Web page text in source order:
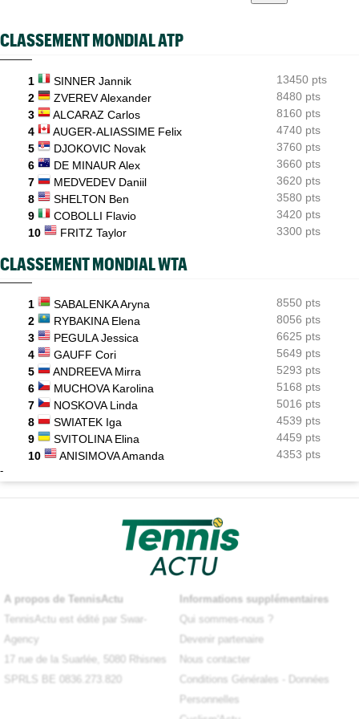
Sept Françaises engagées en qualifs, Kristina Mladenovic
05/08
US Open
Emma Raducanu doit digérer un nouveau forfait, encore un
coup dur
CLASSEMENT MONDIAL ATP
1 SINNER Jannik
13450 pts
2
ZVEREV Alexander
8480 pts
3
ALCARAZ Carlos
8160 pts
4
AUGER-ALIASSIME Felix
4740 pts
5
DJOKOVIC Novak
3760 pts
6
DE MINAUR Alex
3660 pts
7
MEDVEDEV Daniil
3620 pts
8
SHELTON Ben
3580 pts
9
COBOLLI Flavio
3420 pts
10
FRITZ Taylor 3300 pts
CLASSEMENT MONDIAL WTA
1 SABALENKA Aryna
8550 pts
2
RYBAKINA Elena
8056 pts
3
PEGULA Jessica
6625 pts
4
GAUFF Cori
5649 pts
5
ANDREEVA Mirra
5293 pts
6
MUCHOVA Karolina
5168 pts
7
NOSKOVA Linda
5016 pts
8
SWIATEK Iga
4539 pts
9
SVITOLINA Elina
4459 pts
10
ANISIMOVA Amanda 4353 pts
-
A propos de TennisActu
TennisActu est édité par Swar-
Agency
17 rue de la Suarlée, 5080 Rhisnes
SPRLS BE 0836.273.820
Informations supplémentaires
Qui sommes-nous ?
Devenir partenaire
Nous contacter
Conditions Générales
Données
Personnelles